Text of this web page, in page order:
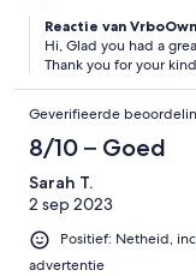
Reactie van
Hi, Glad you had a
Thank you for your
Geverifieerde
8/10 – Goed
Sarah T.
2 sep 2023
Positief: Netheid,
advertentie